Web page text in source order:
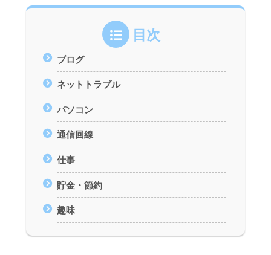
目次
ブログ
ネットトラブル
パソコン
通信回線
仕事
貯金・節約
趣味